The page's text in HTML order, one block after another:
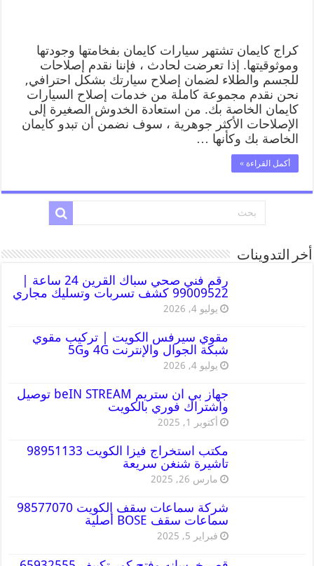
كراج كايمان تشتهر سيارات كايمان بفخامتها وجودتها
وموثوقيتها. إذا تعرضت لحادث ، فإننا نقدم إصلاحات
للجسم والطلاء لضمان إصلاح سيارتك بشكل احترافي,
نحن نقدم مجموعة كاملة من خدمات إصلاح السيارات
كايمان الخاصة بك. من استعادة الخدوش الصغيرة إلى
الإصلاحات الأكثر جوهرية ، سوف نضمن أن تبدو كايمان
الخاصة بك وكأنها …
أكمل القراءة »
أخر التدوينات
رقم فني صحي سباك القرين 24 ساعة |
99009522 كشف تسربات وتسليك مجاري
يوليو 4, 2026
مقوي سيرفس الكويت | تركيب مقوي
شبكة الجوال والإنترنت 4G و5G
يوليو 4, 2026
جهاز بي ان ستريم beIN STREAM توصيل
واشتراك فوري بالكويت
أكتوبر 1, 2025
مكتب استخراج فيزا الكويت 98951133
تاشيرة شنغن سريعة
مارس 26, 2025
شركة سماعات سقف الكويت 98577070
سماعات سقف BOSE أصلية
فبراير 5, 2025